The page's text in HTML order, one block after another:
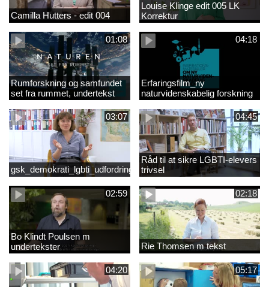
Camilla Hutters - edit 004
Louise Klinge edit 005 LK
Korrektur
01:08
Rumforskning og samfundet
set fra rummet, undertekst
04:18
Erfaringsfilm_ny
naturvidenskabelig forskning
03:07
gsk_demokrati_lgbti_udfordringer
04:45
Råd til at sikre LGBTI-elevers
trivsel
02:59
Bo Klindt Poulsen m
undertekster
02:18
Rie Thomsen m tekst
04:20 05:17